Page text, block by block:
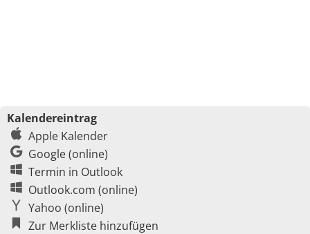
Kalendereintrag
Apple Kalender
Google (online)
Termin in Outlook
Outlook.com (online)
Yahoo (online)
Zur Merkliste hinzufügen